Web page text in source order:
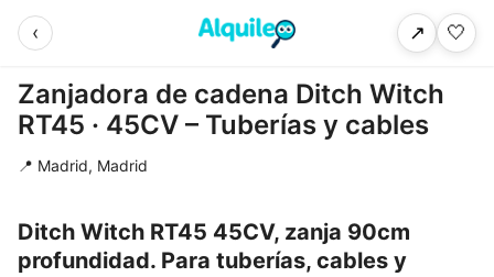
‹ ↗ 🤍
Zanjadora de cadena Ditch Witch
RT45 · 45CV – Tuberías y cables
📍 Madrid, Madrid
Ditch Witch RT45 45CV, zanja 90cm
profundidad. Para tuberías, cables y